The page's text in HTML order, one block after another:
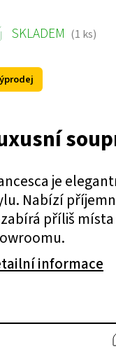
je
Nabízí
příliš
informace
SKLADEM (1 ks)